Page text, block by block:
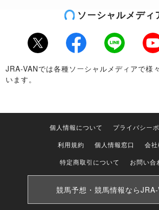
ソーシャルメディ
Twitter Facebook LINE
JRA-VANでは各種ソーシャルメディアで様
います。
個人情報について
プライバシー
利用規約
個人情報窓口
会
特定商取引について
お問い合
競馬予想・競馬情報ならJRA-